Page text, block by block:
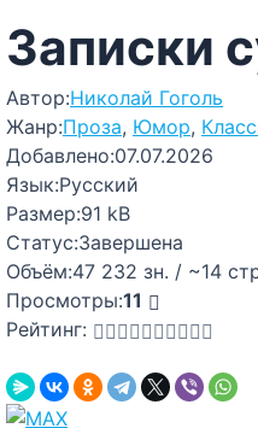
Записки
Автор:Николай Гоголь
Жанр:Проза, Юмор,
Добавлено:07.07.2026
Язык:Русский
Размер:91 kB
Статус:Завершена
Объём:47 232 зн. / ~14
Просмотры:11
Рейтинг: